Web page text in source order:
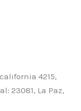
4215,
23081, La Paz,